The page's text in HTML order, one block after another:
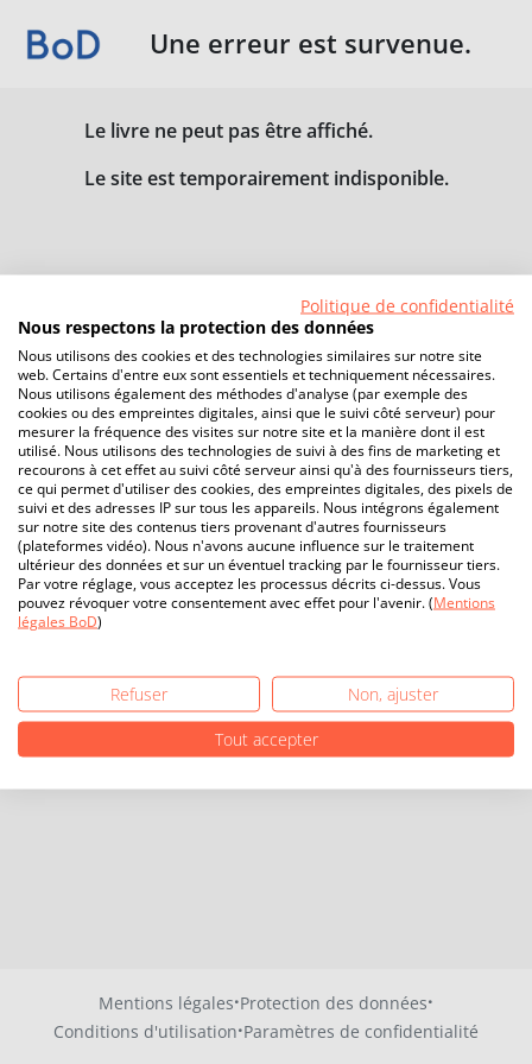
Une erreur est survenue.
Le livre ne peut pas être affiché.
Le site est temporairement indisponible.
Mentions légales·Protection des données·
Conditions d'utilisation·Paramètres de confidentialité
Politique de confidentialité
Nous respectons la protection des données
Nous utilisons des cookies et des technologies similaires sur notre site
web. Certains d'entre eux sont essentiels et techniquement nécessaires.
Nous utilisons également des méthodes d'analyse (par exemple des
cookies ou des empreintes digitales, ainsi que le suivi côté serveur) pour
mesurer la fréquence des visites sur notre site et la manière dont il est
utilisé. Nous utilisons des technologies de suivi à des fins de marketing et
recourons à cet effet au suivi côté serveur ainsi qu'à des fournisseurs tiers,
ce qui permet d'utiliser des cookies, des empreintes digitales, des pixels de
suivi et des adresses IP sur tous les appareils. Nous intégrons également
sur notre site des contenus tiers provenant d'autres fournisseurs
(plateformes vidéo). Nous n'avons aucune influence sur le traitement
ultérieur des données et sur un éventuel tracking par le fournisseur tiers.
Par votre réglage, vous acceptez les processus décrits ci-dessus. Vous
pouvez révoquer votre consentement avec effet pour l'avenir. (Mentions
légales BoD)
Refuser
Non, ajuster
Tout accepter